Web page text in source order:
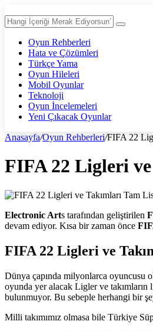
Oyun Rehberleri
Hata ve Çözümleri
Türkçe Yama
Oyun Hileleri
Mobil Oyunlar
Teknoloji
Oyun İncelemeleri
Yeni Çıkacak Oyunlar
Anasayfa/Oyun Rehberleri/FIFA 22
FIFA 22 Ligleri ve
Electronic Arts tarafından geliştirilen
devam ediyor. Kısa bir zaman önce
FIFA 22 Ligleri ve
Dünya çapında milyonlarca oyuncusu
oyunda yer alacak Ligler ve
bulunmuyor. Bu sebeple herhangi bir
Milli takımımız olmasa bile Türkiye